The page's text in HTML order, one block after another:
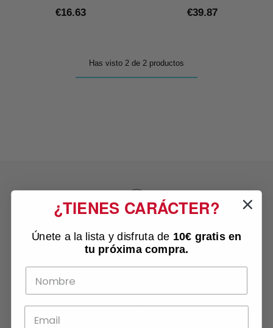
€16.63 €39.87
Has visto 2 de 2 productos
24/48 horas
¿TIENES CARÁCTER?
Únete a la lista y disfruta de 10€ gratis en
tu próxima compra.